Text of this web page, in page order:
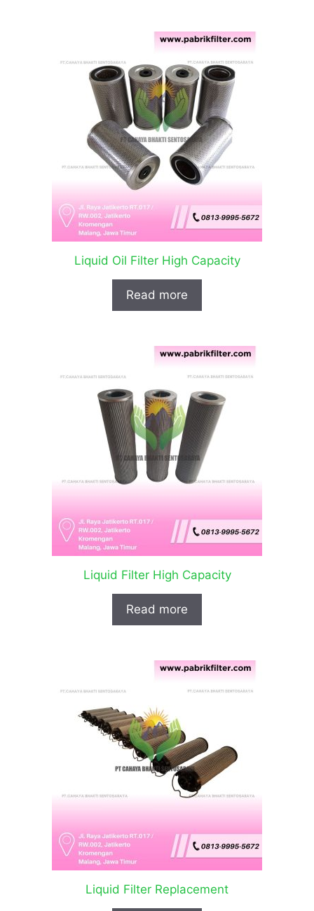
Liquid Oil Filter High Capacity
Read more
Liquid Filter High Capacity
Read more
Liquid Filter Replacement